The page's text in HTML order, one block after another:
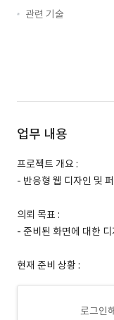
관련 기술
업무 내용
프로젝트 개요 :
- 반응형 웹 디자인 및
의뢰 목표 :
- 준비된 화면에 대한
현재 준비 상황 :
로그인